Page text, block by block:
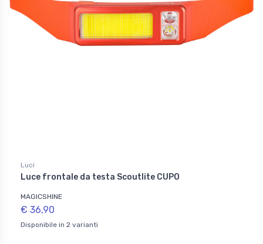
Luci
Luce frontale da testa Scoutlite CUPO
MAGICSHINE
€ 36,90
Disponibile in 2 varianti